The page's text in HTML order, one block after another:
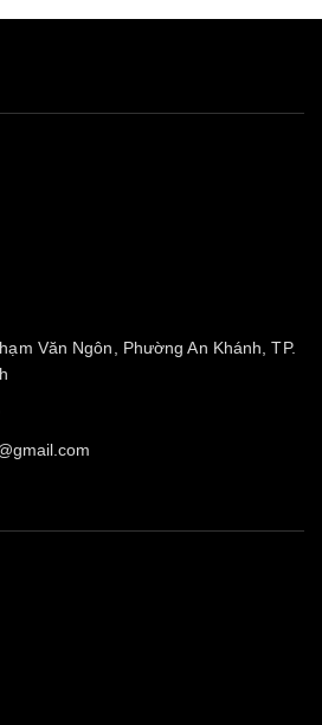
Văn Ngôn, Phường An Khánh, TP.